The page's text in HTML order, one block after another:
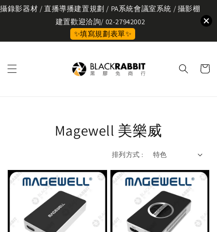
攝錄影器材 / 直播導播建置規劃 / PA系統會議室系統 / 攝影棚
建置歡迎洽詢/ 02-27942002
✨填寫規劃表單✨
Magewell 美樂威
排列方式 :